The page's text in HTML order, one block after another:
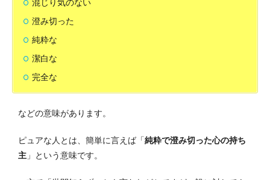
混じり気のない
澄み切った
純粋な
潔白な
完全な
などの意味があります。
ピュアな人とは、簡単に言えば「純粋で澄み切った心の持ち
主 」という意味です。